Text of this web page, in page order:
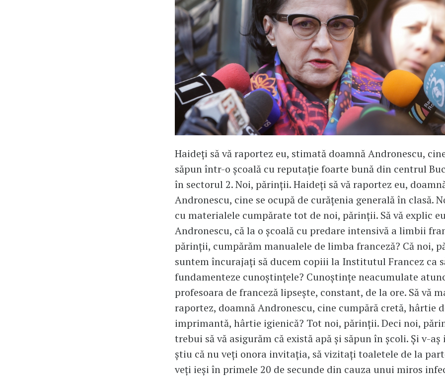
Haideți să vă raportez eu, stimată doamnă Andronescu,
săpun într-o școală cu reputație foarte bună din centrul
în sectorul 2. Noi, părinții. Haideți să vă raportez eu,
Andronescu, cine se ocupă de curățenia generală în clasă.
cu materialele cumpărate tot de noi, părinții. Să vă explic
Andronescu, că la o școală cu predare intensivă a limbii
părinții, cumpărăm manualele de limba franceză? Că noi,
suntem încurajați să ducem copiii la Institutul Francez ca
fundamenteze cunoștințele? Cunoștințe neacumulate
profesoara de franceză lipsește, constant, de la ore. Să vă
raportez, doamnă Andronescu, cine cumpără cretă, hârtie
imprimantă, hârtie igienică? Tot noi, părinții. Deci noi,
trebui să vă asigurăm că există apă și săpun în școli. Și v-
știu că nu veți onora invitația, să vizitați toaletele de la
veți ieși în primele 20 de secunde din cauza unui miros